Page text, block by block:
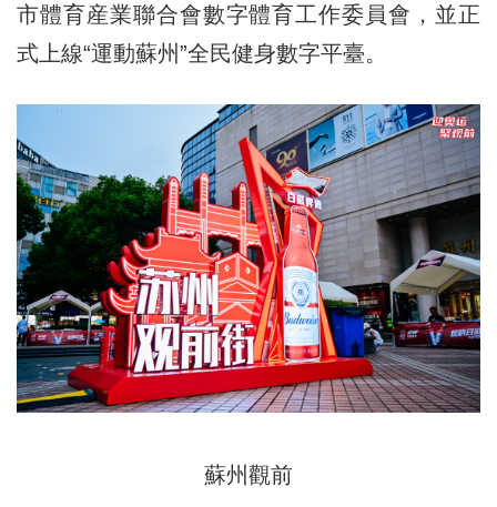
市體育産業聯合會數字體育工作委員會，並正
式上線“運動蘇州”全民健身數字平臺。
蘇州觀前